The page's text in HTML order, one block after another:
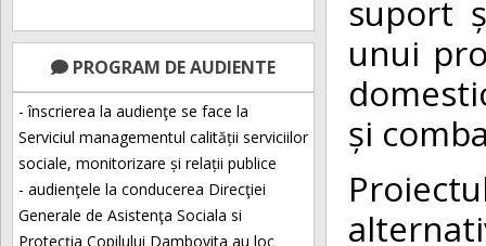
PROGRAM DE AUDIENTE
- înscrierea la audienţe se face la
Serviciul managementul calității serviciilor
sociale, monitorizare și relații publice
- audienţele la conducerea Direcţiei
Generale de Asistenţa Sociala si
Protecţia Copilului Dambovita au loc
suport
unui
și